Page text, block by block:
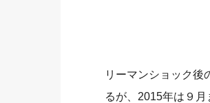
リーマンショック後
るが、2015年は９